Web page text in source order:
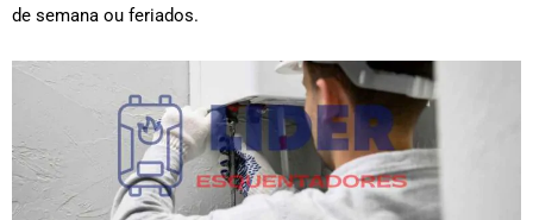
de semana ou feriados.